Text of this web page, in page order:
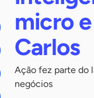
micro
Carlos
Ação fez parte do
negócios